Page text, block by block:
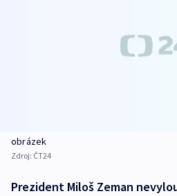
obrázek
Zdroj: ČT24
Prezident Miloš Zeman